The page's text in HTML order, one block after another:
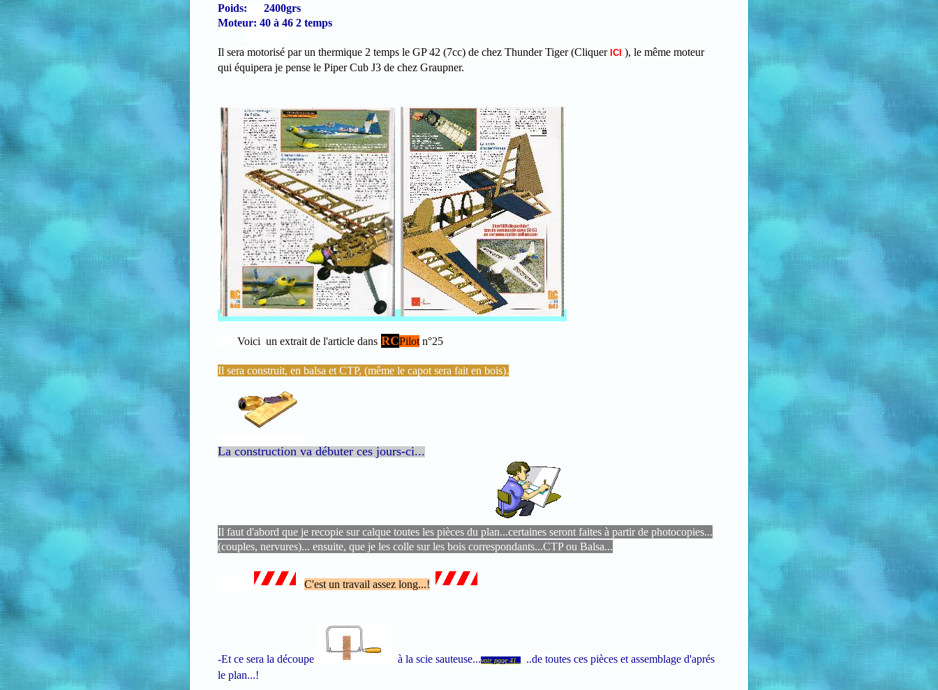
Poids: 2400grs
Moteur: 40 à 46 2 temps
Il sera motorisé par un thermique 2 temps le GP 42 (7cc) de chez Thunder Tiger (Cliquer ICI ), le même moteur
qui équipera je pense le Piper Cub J3 de chez Graupner.
Voici un extrait de l'article dans RCPilot n°25
Il sera construit, en balsa et CTP, (même le capot sera fait en bois).
La construction va débuter ces jours-ci...
Il faut d'abord que je recopie sur calque toutes les pièces du plan...certaines seront faites à partir de photocopies...
(couples, nervures)... ensuite, que je les colle sur les bois correspondants...CTP ou Balsa...
C'est un travail assez long...!
-Et ce sera la découpe à la scie sauteuse...voir page 41..
..de toutes ces pièces et assemblage d'aprés
le plan...!